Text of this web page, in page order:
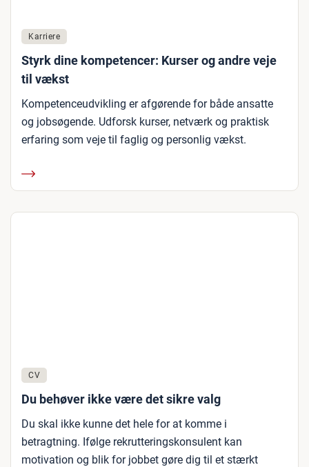
Karriere
Styrk dine kompetencer: Kurser og andre veje
til vækst
Kompetenceudvikling er afgørende for både ansatte
og jobsøgende. Udforsk kurser, netværk og praktisk
erfaring som veje til faglig og personlig vækst.
CV
Du behøver ikke være det sikre valg
Du skal ikke kunne det hele for at komme i
betragtning. Ifølge rekrutteringskonsulent kan
motivation og blik for jobbet gøre dig til et stærkt